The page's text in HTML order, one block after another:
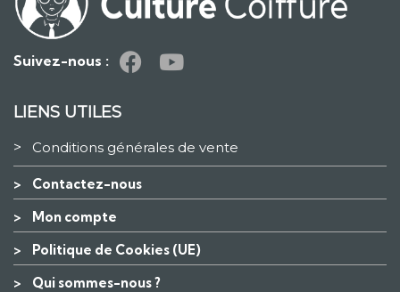
Suivez-nous :
LIENS UTILES
> Conditions générales de vente
> Contactez-nous
> Mon compte
> Politique de Cookies (UE)
> Qui sommes-nous ?